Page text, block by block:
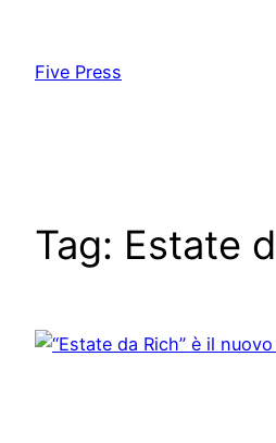
content
Five Press
Tag: Estate